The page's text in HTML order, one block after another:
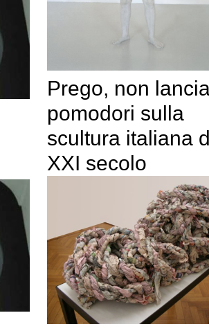
Prego, non
pomodori sulla
scultura italiana
XXI secolo